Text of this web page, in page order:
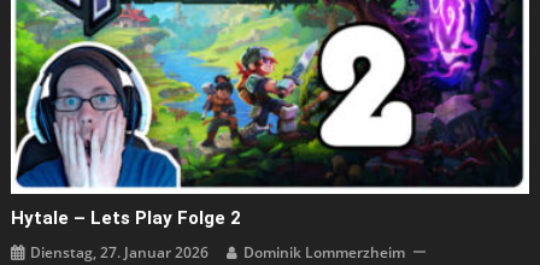
Hytale – Lets Play Folge 2
Dienstag, 27. Januar 2026 Dominik Lommerzheim